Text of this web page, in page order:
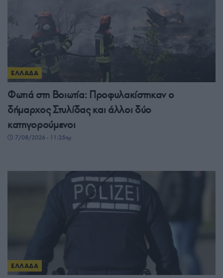
ΕΛΛΑΔΑ
Φωτιά στη Βοιωτία: Προφυλακίστηκαν ο
δήμαρχος Στυλίδας και άλλοι δύο
κατηγορούμενοι
7/08/2026 - 11:25πμ
ΕΛΛΑΔΑ